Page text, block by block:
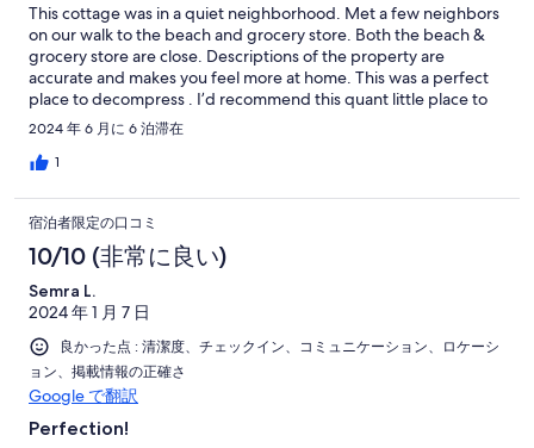
This cottage was in a quiet neighborhood. Met a few neighbors
on our walk to the beach and grocery store. Both the beach &
grocery store are close. Descriptions of the property are
accurate and makes you feel more at home. This was a perfect
place to decompress . I’d recommend this quant little place to
anyone wishing to tř
2024 年 6 月に 6 泊滞在
1
宿泊者限定の口コミ
10/10 (非常に良い)
Semra L.
2024 年 1 月 7 日
良かった点 : 清潔度、チェックイン、コミュニケーション、ロケーシ
ョン、掲載情報の正確さ
Google で翻訳
Perfection!